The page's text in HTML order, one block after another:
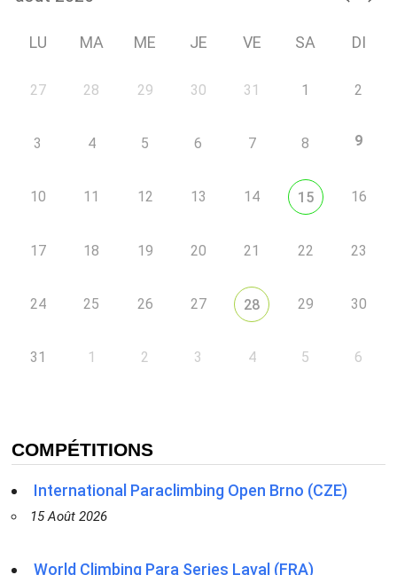
LU MA ME JE VE SA DI
27 28 29 30 31 1 2
3 4 5 6 7 8 9
10 11 12 13 14 15 16
17 18 19 20 21 22 23
24 25 26 27 28 29 30
31 1 2 3 4 5 6
COMPÉTITIONS
International Paraclimbing Open Brno (CZE)
15 Août 2026
World Climbing Para Series Laval (FRA)